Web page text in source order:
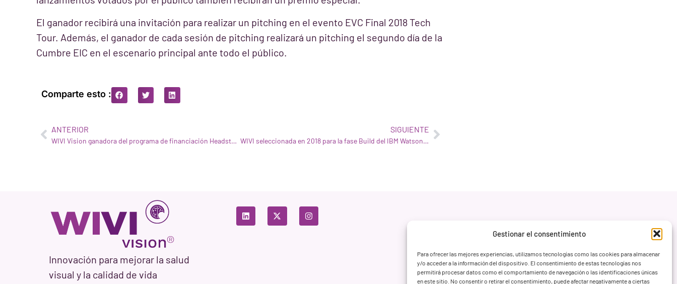
Gestionar el consentimiento
Para ofrecer las mejores experiencias, utilizamos tecnologías como las cookies para almacenar
y/o acceder a la información del dispositivo. El consentimiento de estas tecnologías nos
permitirá procesar datos como el comportamiento de navegación o las identificaciones únicas
en este sitio. No consentir o retirar el consentimiento, puede afectar negativamente a ciertas
El ganador recibirá una invitación para realizar un pitching en el evento EVC Final 2018 Tech
Tour. Además, el ganador de cada sesión de pitching realizará un pitching el segundo día de la
Cumbre EIC en el escenario principal ante todo el público.
Comparte esto :
ANTERIOR
WIVI Vision ganadora del programa de financiación Headstart de EIT Health
SIGUIENTE
WIVI seleccionada en 2018 para la fase Build del IBM Watson Build Challenge (Fase 2).
Innovación para mejorar la salud
visual y la calidad de vida